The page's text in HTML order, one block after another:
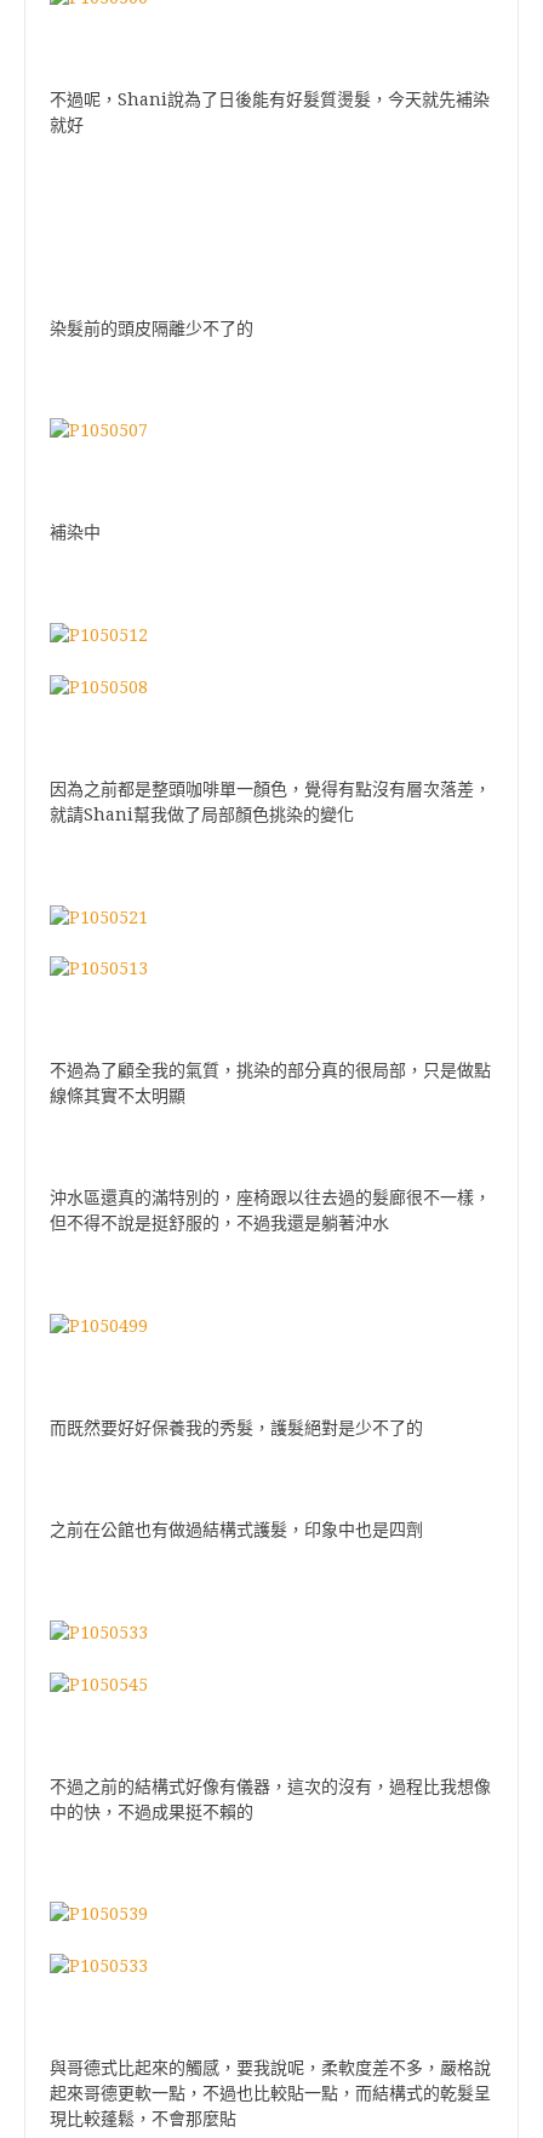
不過呢，Shani說為了日後能有好髮質燙髮，今天就先補染
就好
染髮前的頭皮隔離少不了的
補染中
因為之前都是整頭咖啡單一顏色，覺得有點沒有層次落差，
就請Shani幫我做了局部顏色挑染的變化
不過為了顧全我的氣質，挑染的部分真的很局部，只是做點
線條其實不太明顯
沖水區還真的滿特別的，座椅跟以往去過的髮廊很不一樣，
但不得不說是挺舒服的，不過我還是躺著沖水
而既然要好好保養我的秀髮，護髮絕對是少不了的
之前在公館也有做過結構式護髮，印象中也是四劑
不過之前的結構式好像有儀器，這次的沒有，過程比我想像
中的快，不過成果挺不賴的
與哥德式比起來的觸感，要我說呢，柔軟度差不多，嚴格說
起來哥德更軟一點，不過也比較貼一點，而結構式的乾髮呈
現比較蓬鬆，不會那麼貼